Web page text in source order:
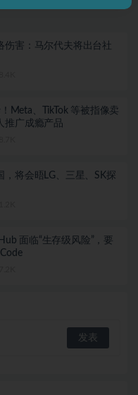
伤害：马尔代夫将出台社
Meta、TikTok 等被指像卖
推广成瘾产品
，将会晤LG、三星、SK探
面临“生存级风险”，要